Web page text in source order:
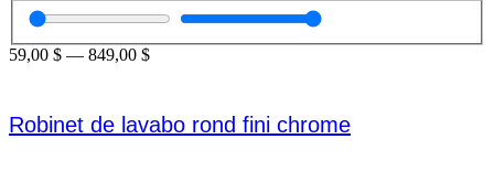
59,00 $ — 849,00 $
Robinet de lavabo rond fini chrome